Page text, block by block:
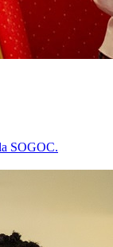
SOGOC.